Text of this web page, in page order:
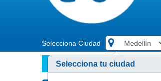
Selecciona Ciudad
Marcas PQP
Selecciona tu ciudad